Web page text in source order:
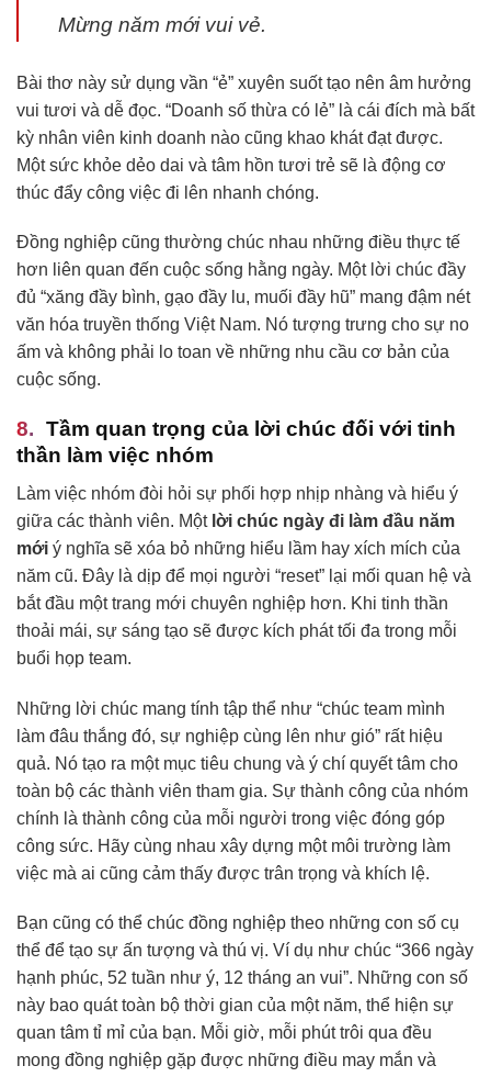
Mừng năm mới vui vẻ.
Bài thơ này sử dụng vần “ẻ” xuyên suốt tạo nên âm hưởng
vui tươi và dễ đọc. “Doanh số thừa có lẻ” là cái đích mà bất
kỳ nhân viên kinh doanh nào cũng khao khát đạt được.
Một sức khỏe dẻo dai và tâm hồn tươi trẻ sẽ là động cơ
thúc đẩy công việc đi lên nhanh chóng.
Đồng nghiệp cũng thường chúc nhau những điều thực tế
hơn liên quan đến cuộc sống hằng ngày. Một lời chúc đầy
đủ “xăng đầy bình, gạo đầy lu, muối đầy hũ” mang đậm nét
văn hóa truyền thống Việt Nam. Nó tượng trưng cho sự no
ấm và không phải lo toan về những nhu cầu cơ bản của
cuộc sống.
Tầm quan trọng của lời chúc đối với tinh
thần làm việc nhóm
Làm việc nhóm đòi hỏi sự phối hợp nhịp nhàng và hiểu ý
giữa các thành viên. Một lời chúc ngày đi làm đầu năm
mới ý nghĩa sẽ xóa bỏ những hiểu lầm hay xích mích của
năm cũ. Đây là dịp để mọi người “reset” lại mối quan hệ và
bắt đầu một trang mới chuyên nghiệp hơn. Khi tinh thần
thoải mái, sự sáng tạo sẽ được kích phát tối đa trong mỗi
buổi họp team.
Những lời chúc mang tính tập thể như “chúc team mình
làm đâu thắng đó, sự nghiệp cùng lên như gió” rất hiệu
quả. Nó tạo ra một mục tiêu chung và ý chí quyết tâm cho
toàn bộ các thành viên tham gia. Sự thành công của nhóm
chính là thành công của mỗi người trong việc đóng góp
công sức. Hãy cùng nhau xây dựng một môi trường làm
việc mà ai cũng cảm thấy được trân trọng và khích lệ.
Bạn cũng có thể chúc đồng nghiệp theo những con số cụ
thể để tạo sự ấn tượng và thú vị. Ví dụ như chúc “366 ngày
hạnh phúc, 52 tuần như ý, 12 tháng an vui”. Những con số
này bao quát toàn bộ thời gian của một năm, thể hiện sự
quan tâm tỉ mỉ của bạn. Mỗi giờ, mỗi phút trôi qua đều
mong đồng nghiệp gặp được những điều may mắn và